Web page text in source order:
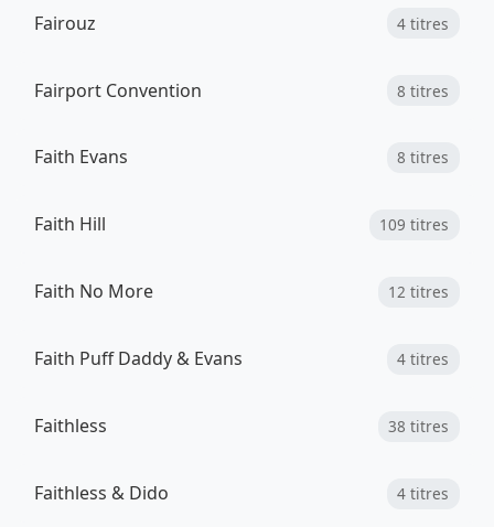
Fairouz 4 titres
Fairport Convention 8 titres
Faith Evans 8 titres
Faith Hill 109 titres
Faith No More 12 titres
Faith Puff Daddy & Evans 4 titres
Faithless 38 titres
Faithless & Dido 4 titres